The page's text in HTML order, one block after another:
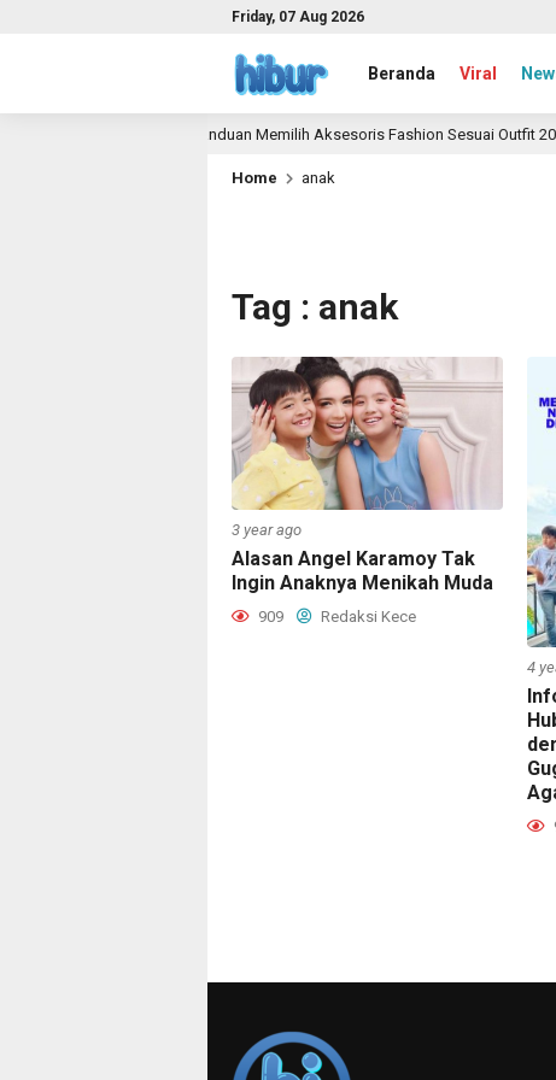
Friday, 07 Aug 2026
Beranda Viral
Panduan Memilih Aksesoris Fashion Sesuai Outfit 2026
Home anak
Tag : anak
3 year ago
Alasan Angel Karamoy Tak
Ingin Anaknya Menikah Muda
909 Redaksi Kece
4